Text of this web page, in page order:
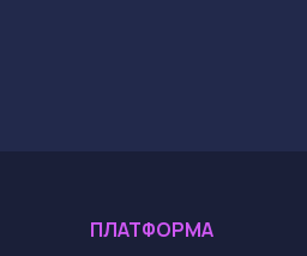
ПЛАТФОРМА